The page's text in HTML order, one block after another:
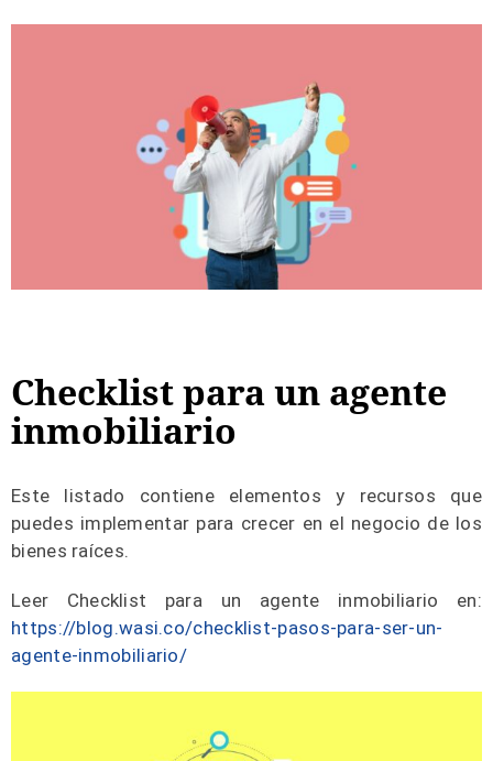
Checklist para un agente
inmobiliario
Este listado contiene elementos y recursos que
puedes implementar para crecer en el negocio de los
bienes raíces.
Leer Checklist para un agente inmobiliario en:
https://blog.wasi.co/checklist-pasos-para-ser-un-
agente-inmobiliario/